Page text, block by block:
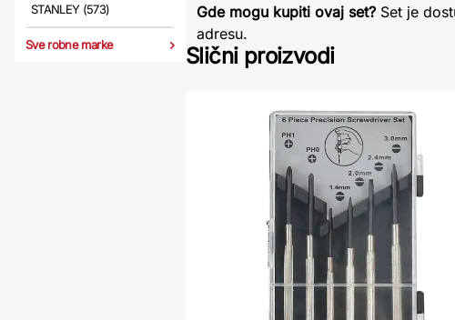
STANLEY (573)
Sve robne marke
Gde mogu kupiti ovaj set? Set je
adresu.
Slični proizvodi